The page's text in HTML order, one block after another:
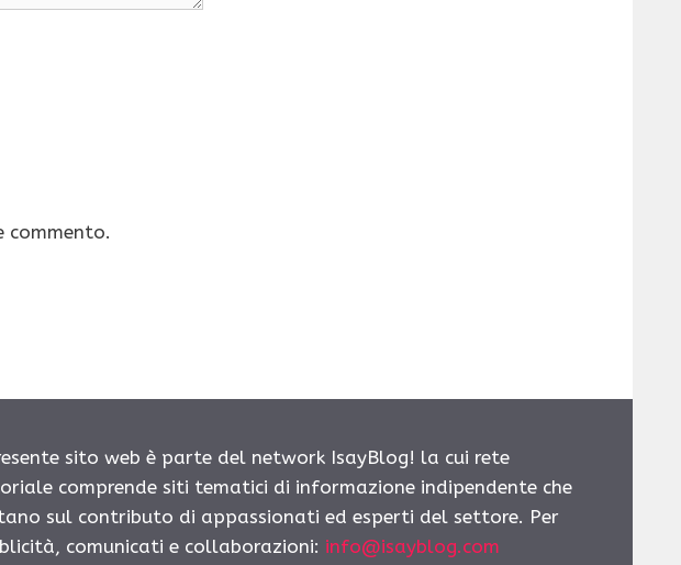
commento.
sito web è parte del network IsayBlog! la cui rete
comprende siti tematici di informazione indipendente che
sul contributo di appassionati ed esperti del settore. Per
comunicati e collaborazioni: info@isayblog.com